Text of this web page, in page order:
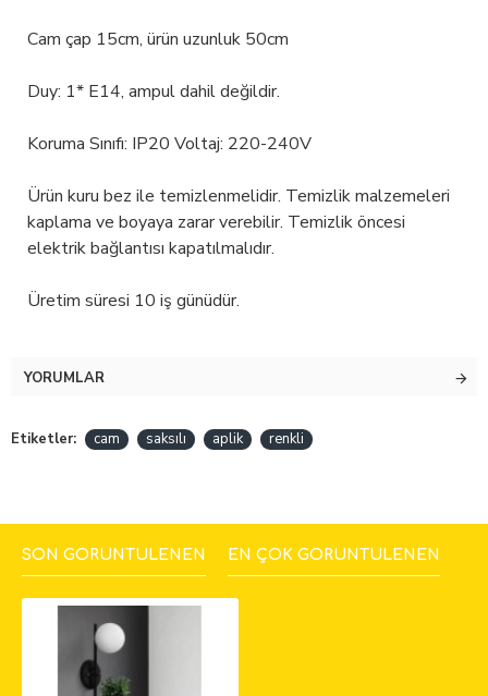
Cam çap 15cm, ürün uzunluk 50cm
Duy: 1* E14, ampul dahil değildir.
Koruma Sınıfı: IP20 Voltaj: 220-240V
Ürün kuru bez ile temizlenmelidir. Temizlik malzemeleri
kaplama ve boyaya zarar verebilir. Temizlik öncesi
elektrik bağlantısı kapatılmalıdır.
Üretim süresi 10 iş günüdür.
YORUMLAR
Etiketler: cam saksılı aplik renkli
SON GÖRÜNTÜLENEN EN ÇOK GÖRÜNTÜLENEN